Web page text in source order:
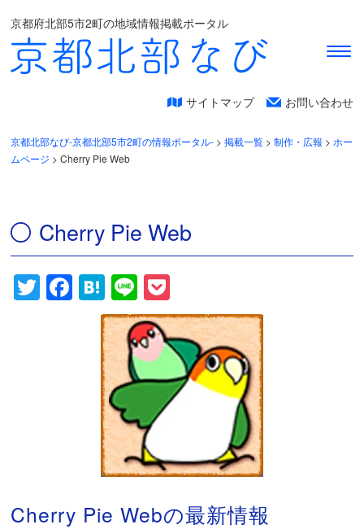
京都府北部5市2町の地域情報掲載ポータル
サイトマップ お問い合わせ
京都北部なび-京都北部5市2町の情報ポータル- >掲載一覧 >制作・広報 >ホー
ムページ >Cherry Pie Web
Cherry Pie Web
Twitter
Facebook
Hatena
Line
Cherry Pie Webの最新情報